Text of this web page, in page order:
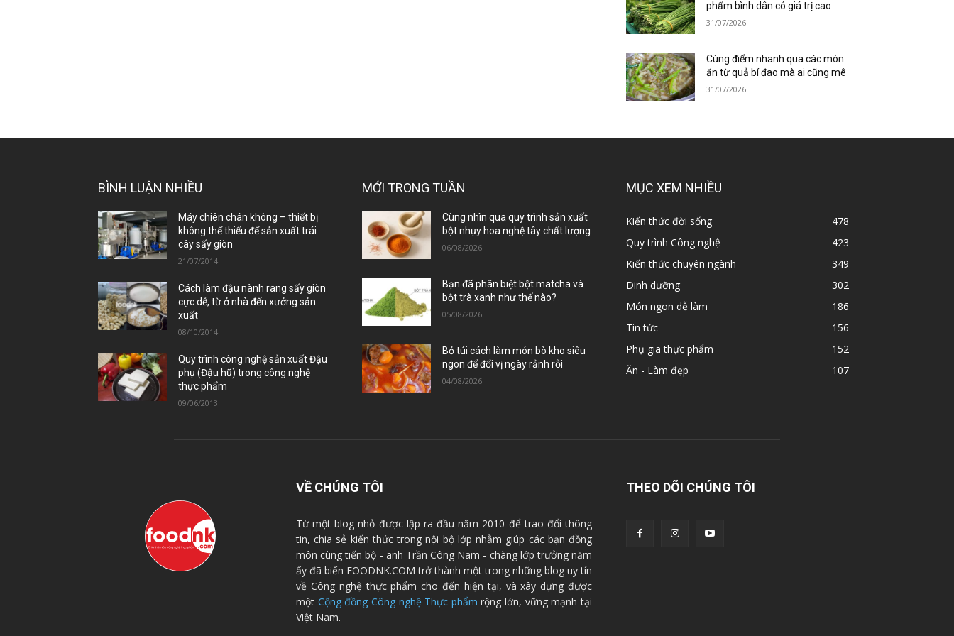
phẩm bình dân có giá trị cao
31/07/2026
Cùng điểm nhanh qua các món
ăn từ quả bí đao mà ai cũng mê
31/07/2026
BÌNH LUẬN NHIỀU
Máy chiên chân không – thiết bị
không thể thiếu để sản xuất trái
cây sấy giòn
21/07/2014
Cách làm đậu nành rang sấy giòn
cực dễ, từ ở nhà đến xưởng sản
xuất
08/10/2014
Quy trình công nghệ sản xuất Đậu
phụ (Đậu hũ) trong công nghệ
thực phẩm
09/06/2013
MỚI TRONG TUẦN
Cùng nhìn qua quy trình sản xuất
bột nhụy hoa nghệ tây chất lượng
06/08/2026
Bạn đã phân biệt bột matcha và
bột trà xanh như thế nào?
05/08/2026
Bỏ túi cách làm món bò kho siêu
ngon để đổi vị ngày rảnh rỗi
04/08/2026
MỤC XEM NHIỀU
Kiến thức đời sống
478
Quy trình Công nghệ
423
Kiến thức chuyên ngành
349
Dinh dưỡng
302
Món ngon dễ làm
186
Tin tức
156
Phụ gia thực phẩm
152
Ăn - Làm đẹp
107
VỀ CHÚNG TÔI
Từ một blog nhỏ được lập ra đầu năm 2010 để trao đổi thông
tin, chia sẻ kiến thức trong nội bộ lớp nhằm giúp các bạn đồng
môn cùng tiến bộ - anh Trần Công Nam - chàng lớp trưởng năm
ấy đã biến FOODNK.COM trở thành một trong những blog uy tín
về Công nghệ thực phẩm cho đến hiện tại, và xây dựng được
một Cộng đồng Công nghệ Thực phẩm rộng lớn, vững mạnh tại
Việt Nam.
THEO DÕI CHÚNG TÔI